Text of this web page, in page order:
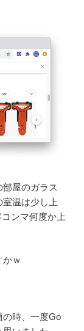
屋のガラス
温は少し上
ンマ何度か上
かｗ
の時、一度Go